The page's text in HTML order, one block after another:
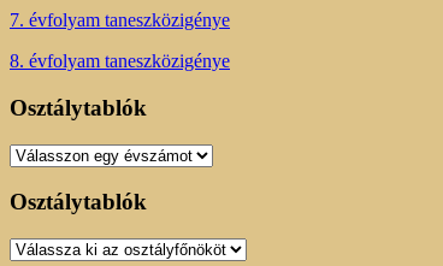
7. évfolyam taneszközigénye
8. évfolyam taneszközigénye
Osztálytablók
Osztálytablók
Osztálytablók
Osztálytablók